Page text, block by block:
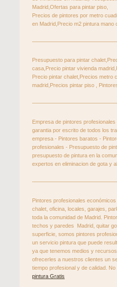
Madrid,Ofertas para pintar piso,
Precios de pintores por metro
en Madrid,Precio m2 pintura mano
Presupuesto para pintar
casa,Precio pintar vivienda
Precio pintar chalet,Precios metro
madrid,Precios pintar piso ,
Empresa de pintores
garantia por escrito de todos los
empresa - Pintores baratos -
profesionales - Presupuesto de
presupuesto de pintura en la
expertos en eliminacion de gota y
Pintores profesionales
chalet, oficina, locales, garajes,
toda la comunidad de Madrid.
techos y paredes Madrid, quitar
superficie, somos pintores
un servicio pintura que puede
ya que tenemos medios y
ofrecerles a nuestros clientes un
tiempo profesional y de calidad. No
pintura Gratis